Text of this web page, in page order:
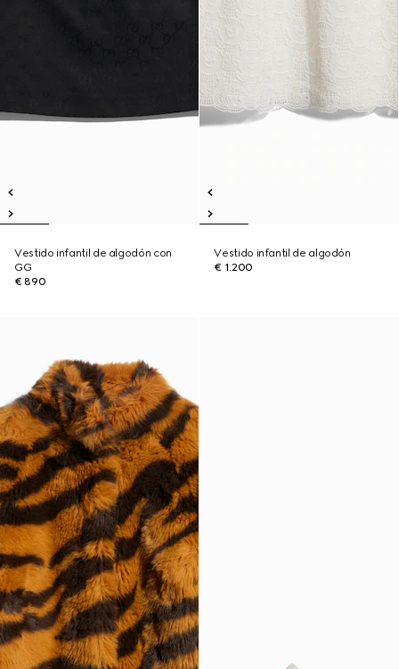
Vestido infantil de algodón con
GG
€ 890
Vestido infantil de algodón
€ 1.200